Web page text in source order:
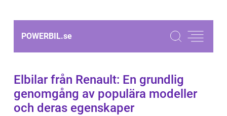
POWERBIL.se
Elbilar från Renault: En grundlig
genomgång av populära modeller
och deras egenskaper